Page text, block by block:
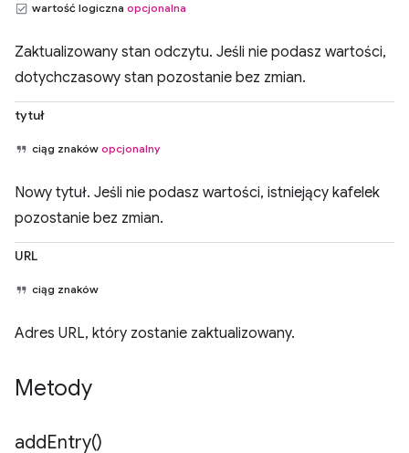
wartość logiczna opcjonalna
Zaktualizowany stan odczytu. Jeśli nie podasz wartości,
dotychczasowy stan pozostanie bez zmian.
tytuł
ciąg znaków opcjonalny
Nowy tytuł. Jeśli nie podasz wartości, istniejący kafelek
pozostanie bez zmian.
URL
ciąg znaków
Adres URL, który zostanie zaktualizowany.
Metody
addEntry()